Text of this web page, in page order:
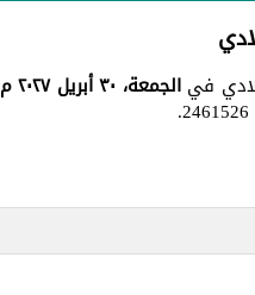
الجمعة، ٣٠ أبريل ٢٠٢٧ م